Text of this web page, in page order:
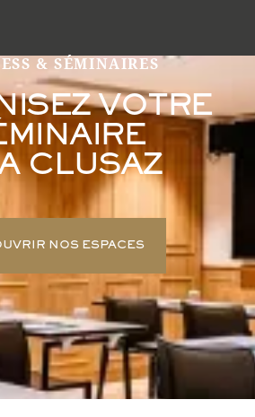
& SÉMINAIRES
VOTRE
CLUSAZ
NOS ESPACES